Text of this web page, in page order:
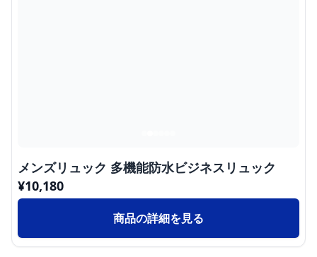
メンズリュック 多機能防水ビジネスリュック
¥10,180
商品の詳細を見る